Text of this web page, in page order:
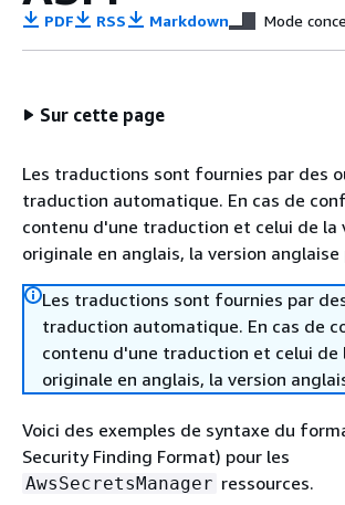
PDF RSS Markdown Mode
Sur cette page
Les traductions sont fournies par des
traduction automatique. En cas de
contenu d'une traduction et celui de la
originale en anglais, la version anglaise
Les traductions sont fournies par
traduction automatique. En cas de
contenu d'une traduction et celui de
originale en anglais, la version
Voici des exemples de syntaxe du
Security Finding Format) pour les
AwsSecretsManager ressources.